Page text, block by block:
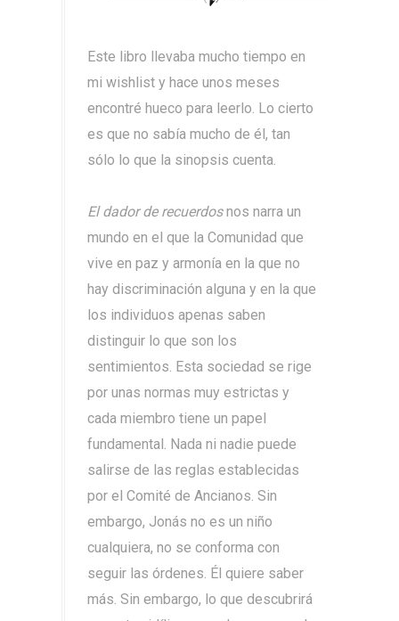
Este libro llevaba mucho tiempo en
mi wishlist y hace unos meses
encontré hueco para leerlo. Lo cierto
es que no sabía mucho de él, tan
sólo lo que la sinopsis cuenta.
El dador de recuerdosnos narra un
mundo en el que la Comunidad que
vive en paz y armonía en la que no
hay discriminación alguna y en la que
los individuos apenas saben
distinguir lo que son los
sentimientos. Esta sociedad se rige
por unas normas muy estrictas y
cada miembro tiene un papel
fundamental. Nada ni nadie puede
salirse de las reglas establecidas
por el Comité de Ancianos. Sin
embargo, Jonás no es un niño
cualquiera, no se conforma con
seguir las órdenes. Él quiere saber
más. Sin embargo, lo que descubrirá